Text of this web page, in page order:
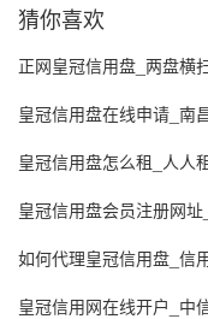
猜你喜欢
正网皇冠信用盘_两盘横扫，商竣程
皇冠信用盘在线申请_南昌企
皇冠信用盘怎么租_人人租|今
皇冠信用盘会员注册网址_新零售电商平
如何代理皇冠信用盘_信用
皇冠信用网在线开户_中信